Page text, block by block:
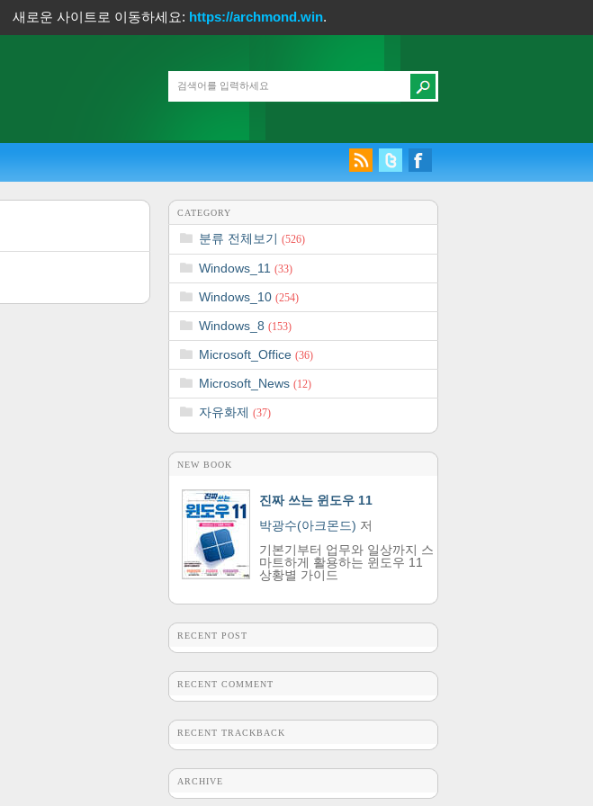
새로운 사이트로 이동하세요: https://archmond.win.
CATEGORY
분류 전체보기 (526)
Windows_11 (33)
Windows_10 (254)
Windows_8 (153)
Microsoft_Office (36)
Microsoft_News (12)
자유화제 (37)
NEW BOOK
진짜 쓰는 윈도우 11
박광수(아크몬드) 저
기본기부터 업무와 일상까지 스
마트하게 활용하는 윈도우 11
상황별 가이드
RECENT POST
RECENT COMMENT
RECENT TRACKBACK
ARCHIVE